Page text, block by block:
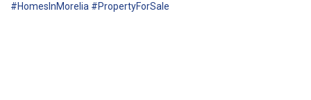
#HomesInMorelia #PropertyForSale